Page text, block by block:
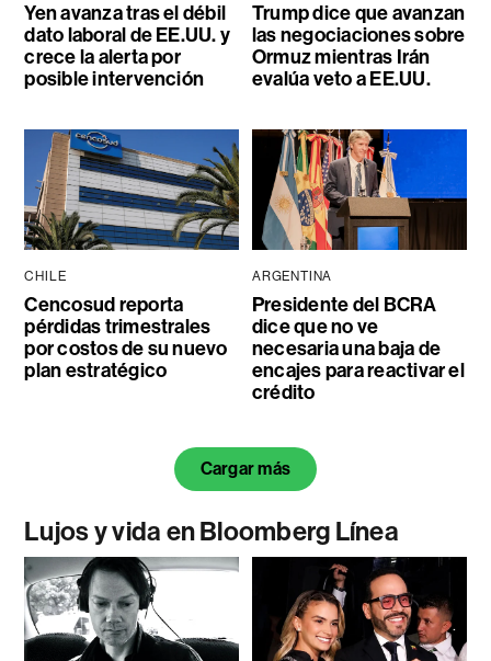
Yen avanza tras el débil
dato laboral de EE.UU. y
crece la alerta por
posible intervención
Trump dice que avanzan
las negociaciones sobre
Ormuz mientras Irán
evalúa veto a EE.UU.
CHILE
Cencosud reporta
pérdidas trimestrales
por costos de su nuevo
plan estratégico
ARGENTINA
Presidente del BCRA
dice que no ve
necesaria una baja de
encajes para reactivar el
crédito
Cargar más
Lujos y vida en Bloomberg Línea